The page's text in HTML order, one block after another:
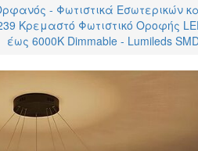
- Φωτιστικά Εσωτερικών
Κρεμαστό Φωτιστικό Οροφής
έως 6000K Dimmable - Lumileds